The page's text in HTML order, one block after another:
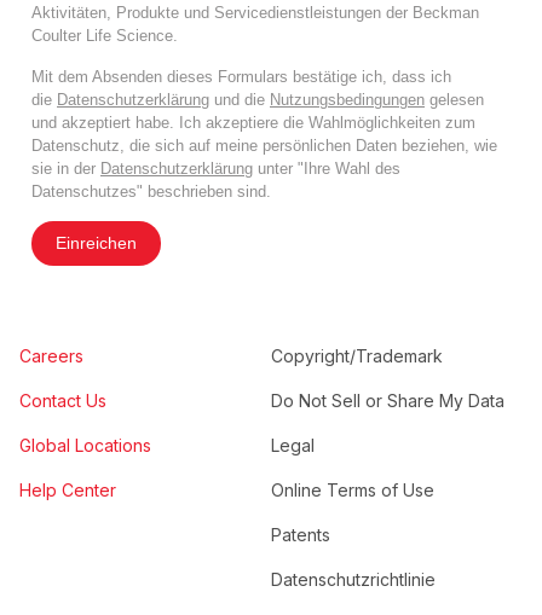
Aktivitäten, Produkte und Servicedienstleistungen der Beckman
Coulter Life Science.
Mit dem Absenden dieses Formulars bestätige ich, dass ich
die Datenschutzerklärung und die Nutzungsbedingungen gelesen
und akzeptiert habe. Ich akzeptiere die Wahlmöglichkeiten zum
Datenschutz, die sich auf meine persönlichen Daten beziehen, wie
sie in der Datenschutzerklärung unter "Ihre Wahl des
Datenschutzes" beschrieben sind.
Einreichen
Careers
Contact Us
Global Locations
Help Center
Copyright/Trademark
Do Not Sell or Share My Data
Legal
Online Terms of Use
Patents
Datenschutzrichtlinie